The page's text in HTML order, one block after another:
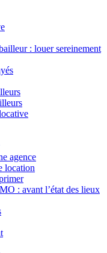
: louer sereinement
agence
location
: avant l’état des lieux